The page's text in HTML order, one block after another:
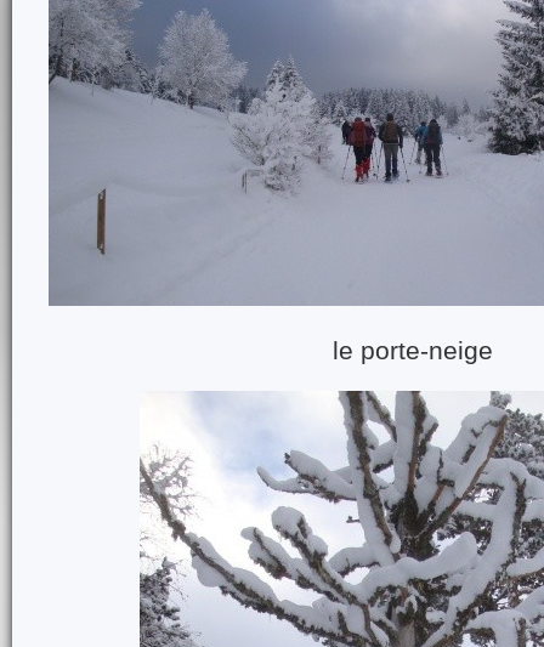
le porte-neige